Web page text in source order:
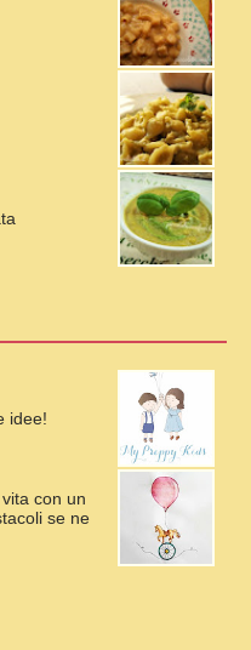
idee!
con un
se ne